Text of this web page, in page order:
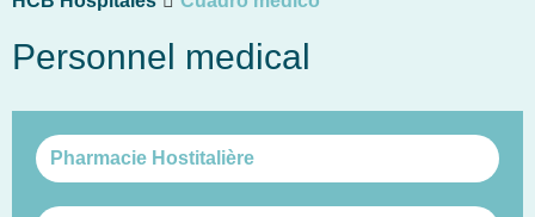
Personnel medical
Pharmacie Hostitalière